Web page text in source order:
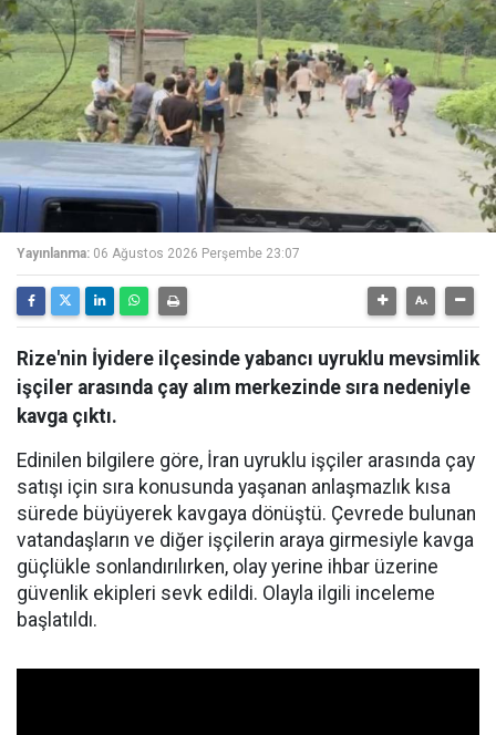
Yayınlanma: 06 Ağustos 2026 Perşembe 23:07
Rize'nin İyidere ilçesinde yabancı uyruklu mevsimlik
işçiler arasında çay alım merkezinde sıra nedeniyle
kavga çıktı.
Edinilen bilgilere göre, İran uyruklu işçiler arasında çay
satışı için sıra konusunda yaşanan anlaşmazlık kısa
sürede büyüyerek kavgaya dönüştü. Çevrede bulunan
vatandaşların ve diğer işçilerin araya girmesiyle kavga
güçlükle sonlandırılırken, olay yerine ihbar üzerine
güvenlik ekipleri sevk edildi. Olayla ilgili inceleme
başlatıldı.